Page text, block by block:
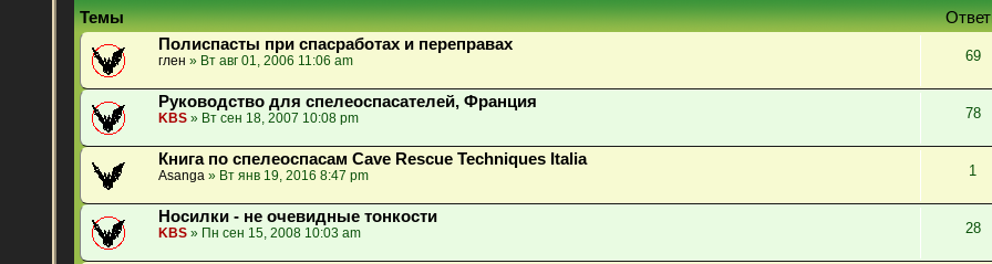
Темы
Полиспасты при спасработах и переправах
глен » Вт авг 01, 2006 11:06 am 69
Руководство для спелеоспасателей, Франция
KBS » Вт сен 18, 2007 10:08 pm 78
Книга по спелеоспасам Cave Rescue Techniques Italia
Asanga » Вт янв 19, 2016 8:47 pm 1
Носилки - не очевидные тонкости
KBS » Пн сен 15, 2008 10:03 am 28